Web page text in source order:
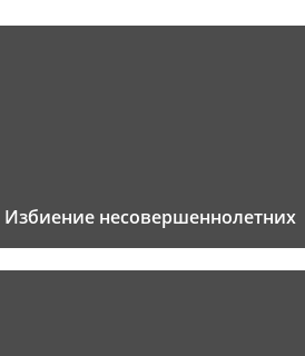
Избиение несовершеннолетних